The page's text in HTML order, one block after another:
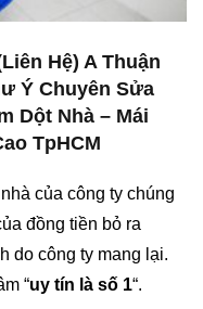
Hệ) A Thuận
Ý Chuyên Sửa
Dột Nhà – Mái
TpHCM
của công ty chúng
đồng tiền bỏ ra
do công ty mang lại.
“uy tín là số 1“.